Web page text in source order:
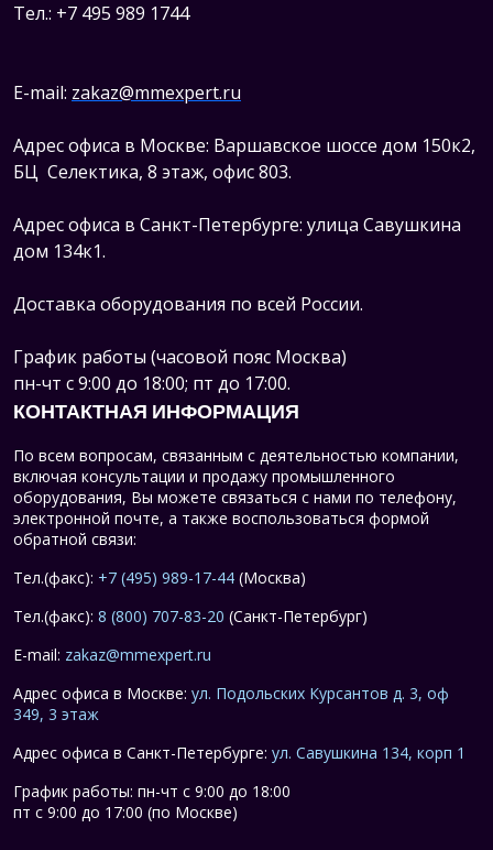
Тел.: +7 495 989 1744
E-mail: zakaz@mmexpert.ru
Адрес офиса в Москве: Варшавское шоссе дом 150к2,
БЦ Селектика, 8 этаж, офис 803.
Адрес офиса в Санкт-Петербурге: улица Савушкина
дом 134к1.
Доставка оборудования по всей России.
График работы (часовой пояс Москва)
пн-чт с 9:00 до 18:00; пт до 17:00.
КОНТАКТНАЯ ИНФОРМАЦИЯ
По всем вопросам, связанным с деятельностью компании,
включая консультации и продажу промышленного
оборудования, Вы можете связаться с нами по телефону,
электронной почте, а также воспользоваться формой
обратной связи:
Тел.(факс): +7 (495) 989-17-44 (Москва)
Тел.(факс): 8 (800) 707-83-20 (Санкт-Петербург)
E-mail: zakaz@mmexpert.ru
Адрес офиса в Москве: ул. Подольских Курсантов д. 3, оф
349, 3 этаж
Адрес офиса в Санкт-Петербурге: ул. Савушкина 134, корп 1
График работы: пн-чт с 9:00 до 18:00
пт с 9:00 до 17:00 (по Москве)